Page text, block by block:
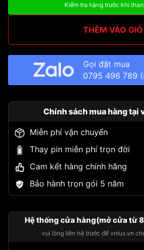
Kiểm tra hàng trước khi
THÊM VÀO GIỎ
Gọi đặt mua
0795 496 789
Chính sách mua hàng tại
Miễn phí vận chuyển
Thay pin miễn phí trọn đời
Cam kết hàng chính hãng
Bảo hành trọn gói 5 năm
Hệ thống cửa hàng(mở cửa từ
vui lòng liên hệ trước để vnlux.vn